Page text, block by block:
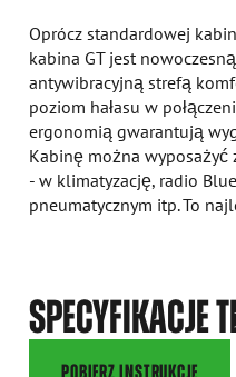
Oprócz standardowej
kabina GT jest
antywibracyjną strefą
poziom hałasu w
ergonomią gwarantują
Kabinę można
- w klimatyzację, radio
pneumatycznym itp. To
SPECYFIKACJE
POBIERZ INSTRUKCJĘ